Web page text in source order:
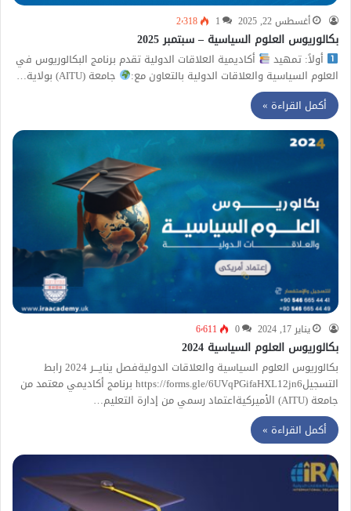
أغسطس 22, 2025 1 2٬318
بكالوريوس العلوم السياسية – سبتمبر 2025
أولاً: تمهيد
أكاديمية العلاقات الدولية تقدم برنامج البكالوريوس في
العلوم السياسية والعلاقات الدولية بالتعاون مع:
جامعة (AITU) بولاية…
أكمل القراءة »
يناير 17, 2024 0 6٬611
بكالوريوس العلوم السياسية 2024
بكالوريوس العلوم السياسية والعلاقات الدوليةفصل ينايـــر 2024 رابط
التسجيلhttps://forms.gle/6UVqPGifaHXL12jn6 برنامج أكاديمي معتمد من
جامعة (AITU) الأميركيةاعتماد رسمي من إدارة التعليم…
أكمل القراءة »